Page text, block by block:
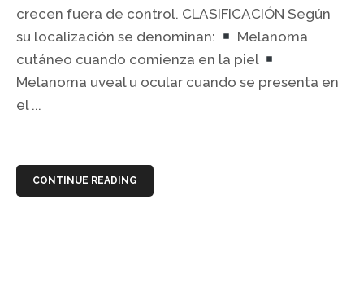
crecen fuera de control. CLASIFICACIÓN Según
su localización se denominan:
Melanoma
cutáneo cuando comienza en la piel
Melanoma uveal u ocular cuando se presenta en
el ...
CONTINUE READING